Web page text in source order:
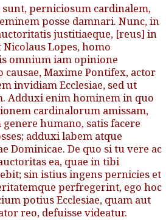
perniciosum cardinalem,
posse damnari. Nunc, in
justitiaeque, [reus] in
Lopes, homo
omnium iam opinione
causae, Maxime Pontifex, actor
invidiam Ecclesiae, sed ut
Adduxi enim hominem in quo
cardinalorum amissam,
humano, satis facere
adduxi labem atque
Dominicae. De quo si tu vere ac
ea, quae in tibi
sin istius ingens pernicies et
perfregerint, ego hoc
potius Ecclesiae, quam aut
reo, defuisse videatur.